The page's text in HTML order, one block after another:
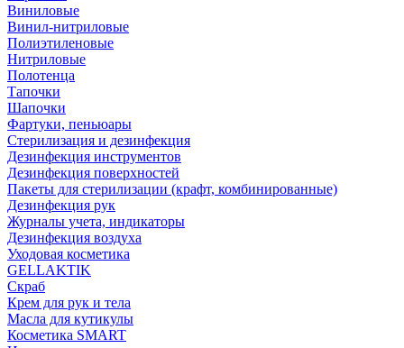
Виниловые
Винил-нитриловые
Полиэтиленовые
Нитриловые
Полотенца
Тапочки
Шапочки
Фартуки, пеньюары
Стерилизация и дезинфекция
Дезинфекция инструментов
Дезинфекция поверхностей
Пакеты для стерилизации (крафт, комбинированные)
Дезинфекция рук
Журналы учета, индикаторы
Дезинфекция воздуха
Уходовая косметика
GELLAKTIK
Скраб
Крем для рук и тела
Масла для кутикулы
Косметика SMART